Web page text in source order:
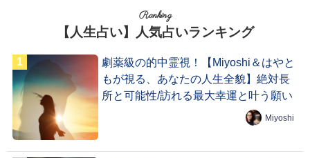
Ranking
【人生占い】人気占いランキング
劇薬級の的中霊視！【Miyoshi＆はやと
もが視る、あなたの人生全貌】絶対長
所と可能性/訪れる最大幸運と叶う願い
Miyoshi